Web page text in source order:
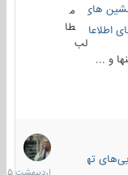
های دریایی
اطلاعاتی و جاسوسی
طا
لب
و ...
تهاجمی
31
1405